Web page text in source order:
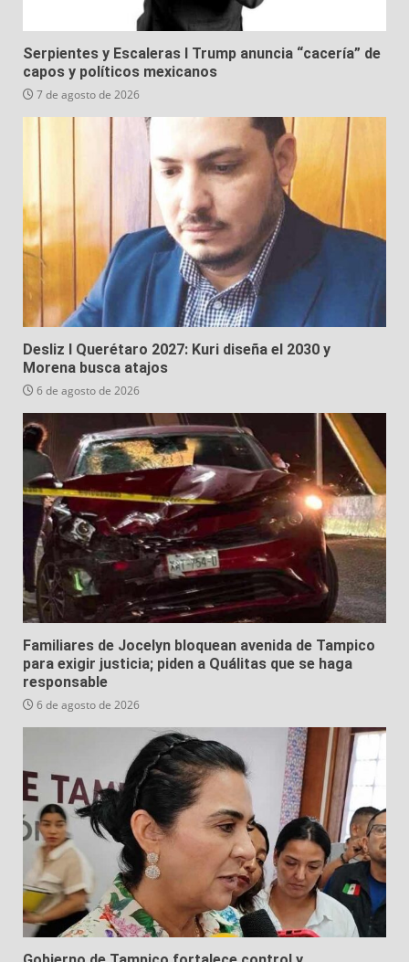
Serpientes y Escaleras I Trump anuncia “cacería” de
capos y políticos mexicanos
7 de agosto de 2026
Desliz I Querétaro 2027: Kuri diseña el 2030 y
Morena busca atajos
6 de agosto de 2026
Familiares de Jocelyn bloquean avenida de Tampico
para exigir justicia; piden a Quálitas que se haga
responsable
6 de agosto de 2026